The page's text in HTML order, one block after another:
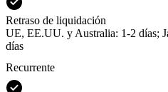
Retraso de liquidación
UE, EE.UU. y Australia: 1-2 días;
días
Recurrente